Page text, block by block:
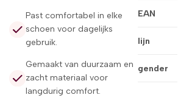
Past comfortabel in elke
schoen voor dagelijks
gebruik.
Gemaakt van duurzaam en
zacht materiaal voor
langdurig comfort.
EAN
lijn
gender